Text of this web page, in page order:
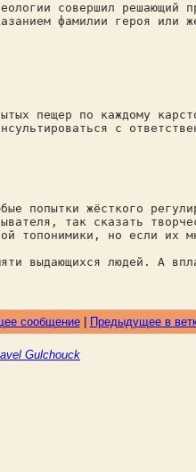
совершил решающий
фамилии героя или
пещер по каждому
с
попытки жёсткого
так сказать
топонимики, но если их
выдающихся людей. А
сообщение| Предыдущее в
Gulchouck